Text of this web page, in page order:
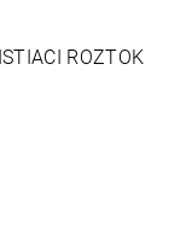
ROZTOK